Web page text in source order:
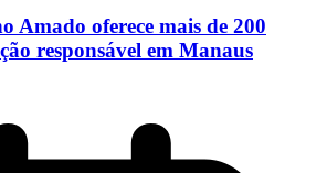
Amado oferece mais de 200
responsável em Manaus